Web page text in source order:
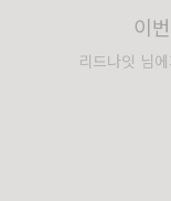
이
리드나잇 님